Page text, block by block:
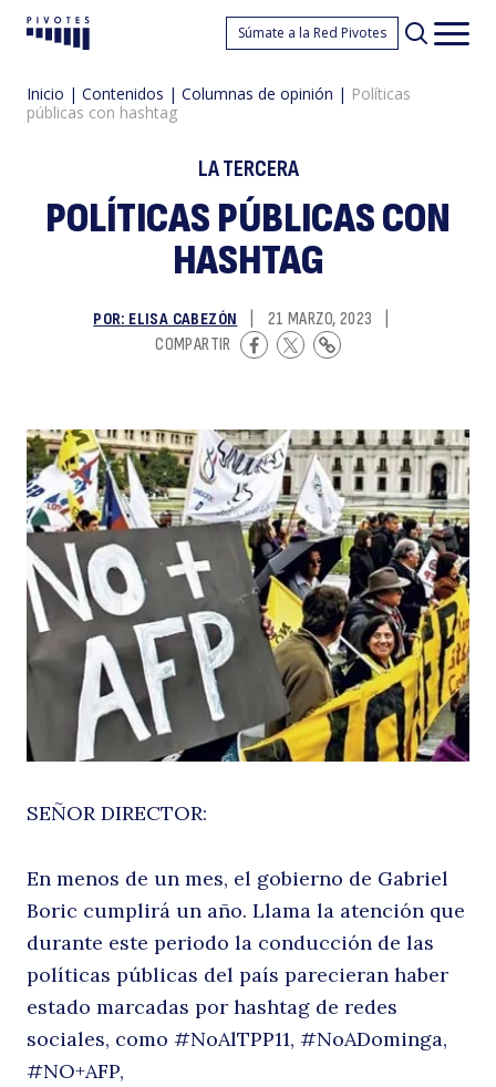
Pivotes Súmate a la Red Pivotes
Inicio | Contenidos | Columnas de opinión | Políticas
públicas con hashtag
LA TERCERA
POLÍTICAS PÚBLICAS CON
HASHTAG
POR: ELISA CABEZÓN 21 MARZO, 2023
COMPARTIR
SEÑOR DIRECTOR:
En menos de un mes, el gobierno de Gabriel
Boric cumplirá un año. Llama la atención que
durante este periodo la conducción de las
políticas públicas del país parecieran haber
estado marcadas por hashtag de redes
sociales, como #NoAlTPP11, #NoADominga,
#NO+AFP,